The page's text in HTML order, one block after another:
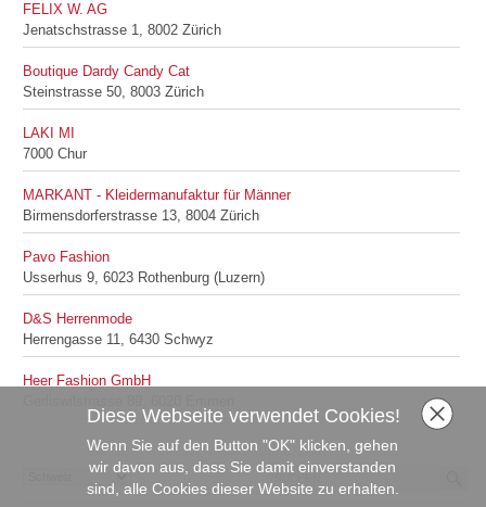
FELIX W. AG
Jenatschstrasse 1, 8002 Zürich
Boutique Dardy Candy Cat
Steinstrasse 50, 8003 Zürich
LAKI MI
7000 Chur
MARKANT - Kleidermanufaktur für Männer
Birmensdorferstrasse 13, 8004 Zürich
Pavo Fashion
Usserhus 9, 6023 Rothenburg (Luzern)
D&S Herrenmode
Herrengasse 11, 6430 Schwyz
Heer Fashion GmbH
Diese Webseite verwendet Cookies!
Wenn Sie auf den Button "OK" klicken, gehen
wir davon aus, dass Sie damit einverstanden
sind, alle Cookies dieser Website zu erhalten.